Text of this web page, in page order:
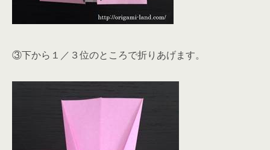
③下から１／３位のところで折りあげます。